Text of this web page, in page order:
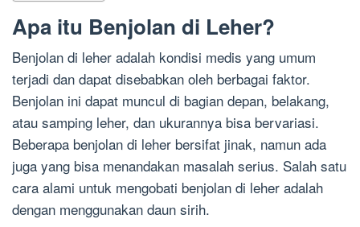
Apa itu Benjolan di Leher?
Benjolan di leher adalah kondisi medis yang umum
terjadi dan dapat disebabkan oleh berbagai faktor.
Benjolan ini dapat muncul di bagian depan, belakang,
atau samping leher, dan ukurannya bisa bervariasi.
Beberapa benjolan di leher bersifat jinak, namun ada
juga yang bisa menandakan masalah serius. Salah satu
cara alami untuk mengobati benjolan di leher adalah
dengan menggunakan daun sirih.